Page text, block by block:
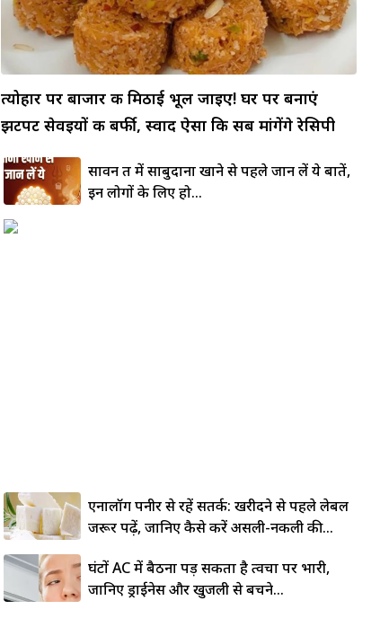
त्योहार पर बाजार की मिठाई भूल जाइए! घर पर बनाएं
झटपट सेवइयों की बर्फी, स्वाद ऐसा कि सब मांगेंगे रेसिपी
सावन व्रत में साबुदाना खाने से पहले जान लें ये बातें,
इन लोगों के लिए हो...
एनालॉग पनीर से रहें सतर्क: खरीदने से पहले लेबल
जरूर पढ़ें, जानिए कैसे करें असली-नकली की...
घंटों AC में बैठना पड़ सकता है त्वचा पर भारी,
जानिए ड्राईनेस और खुजली से बचने...